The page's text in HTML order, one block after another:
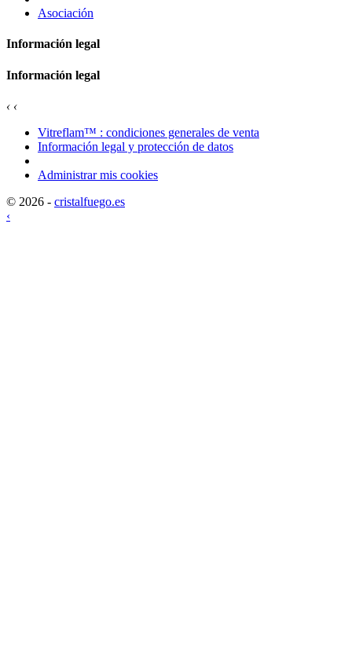
Asociación
Información legal
Información legal
‹ ‹
Vitreflam™ : condiciones generales de venta
Información legal y protección de datos
Administrar mis cookies
© 2026 - cristalfuego.es
‹